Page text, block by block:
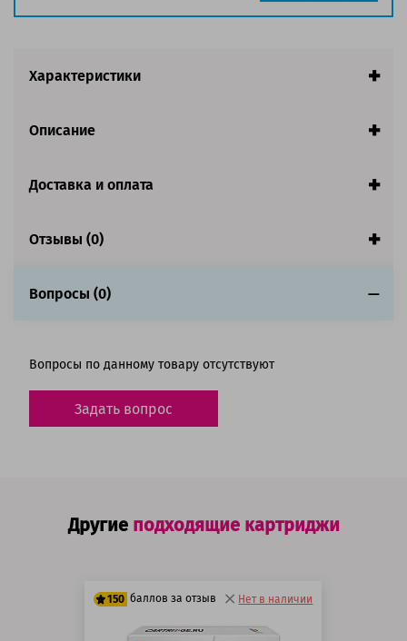
Характеристики
Описание
Доставка и оплата
Отзывы (0)
Вопросы (0)
Вопросы по данному товару отсутствуют
Задать вопрос
Другие подходящие картриджи
150 баллов за отзыв Нет в наличии